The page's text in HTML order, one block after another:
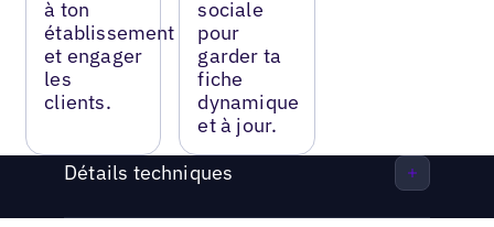
à ton
établissement
et engager
les
clients.
sociale
pour
garder ta
fiche
dynamique
et à jour.
Détails techniques